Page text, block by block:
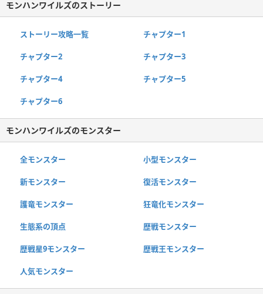
モンハンワイルズのストーリー
ストーリー攻略一覧 チャプター1
チャプター2 チャプター3
チャプター4 チャプター5
チャプター6
モンハンワイルズのモンスター
全モンスター 小型モンスター
新モンスター 復活モンスター
護竜モンスター 狂竜化モンスター
生態系の頂点 歴戦モンスター
歴戦星9モンスター 歴戦王モンスター
人気モンスター